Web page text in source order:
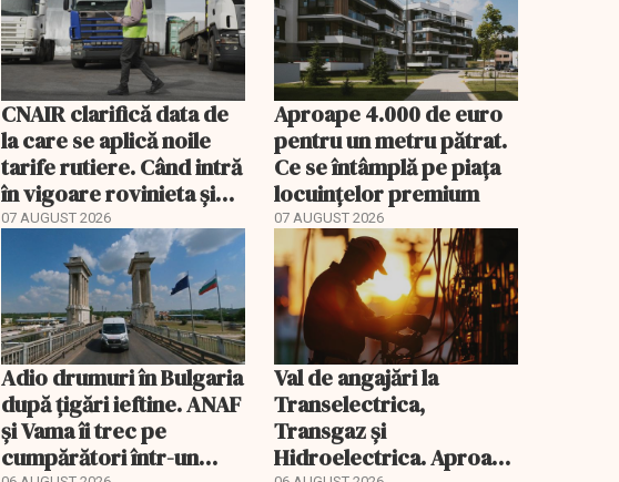
CNAIR clarifică data de
la care se aplică noile
tarife rutiere. Când intră
în vigoare rovinieta și
TollRo
07 AUGUST 2026
Aproape 4.000 de euro
pentru un metru pătrat.
Ce se întâmplă pe piața
locuințelor premium
07 AUGUST 2026
Adio drumuri în Bulgaria
după țigări ieftine. ANAF
și Vama îi trec pe
cumpărători într-un
Val de angajări la
Transelectrica,
Transgaz și
Hidroelectrica. Aproape